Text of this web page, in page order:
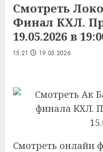
Смотреть
Финал КХЛ.
19.05.2026 в
15:21 19.05.2026
Смотреть онлайн